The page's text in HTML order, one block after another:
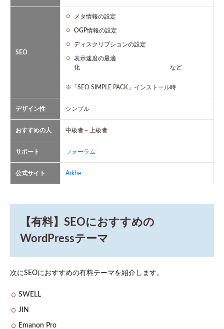
SEO
メタ情報の設定
OGP情報の設定
ディスクリプションの設定
表示速度の最適
化 など
※「SEO SIMPLE PACK」インストール時
デザイン性 シンプル
おすすめの人 中級者～上級者
サポート フォーラム
公式サイト Arkhe
【有料】SEOにおすすめの
WordPressテーマ
次にSEOにおすすめの有料テーマを紹介します。
SWELL
JIN
Emanon Pro